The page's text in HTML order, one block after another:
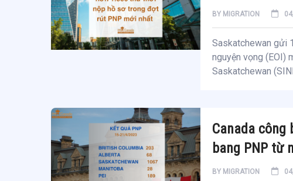
BY MIGRATION
Saskatchewan gửi
nguyện vọng (EOI)
Saskatchewan
Canada
bang PNP từ
BY MIGRATION